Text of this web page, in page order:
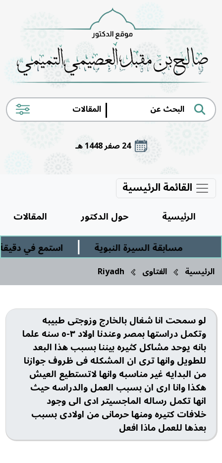
|
24 صفر 1448 هـ
القائمة الرئيسية
الرئيسية حول الدكتور
المقالات
مسابقة السيرة النبوية
| استمع في
الرئيسية الفتاوى Riyadh
لو سمحت انا شغال بالخارج وزوجتى طبيبه
وتكمل دراستها بمصر وعندنا اولاد ٣-٥ سنه علما
بانه يوحد مشاكل كثيره بيننا بسبب هذا البعد
للطويل وانها ترى ان المشكله فى ظروف جوازنا
من البدايه غير مناسبه وانها لاتستطيع العيش
هكذا وانا ارى ان بسبب العمل والدراسه حيث
انها تكمل رساله الماجسيتر ادى الى وجود
خلافات كتيره ومنها حرمانى من اولادى بسبب
بعذها للعمل ماذا افعل